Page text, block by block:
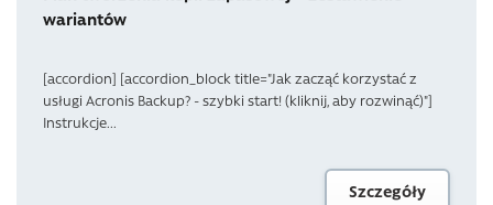
wariantów
[accordion] [accordion_block title="Jak zacząć korzystać z
usługi Acronis Backup? - szybki start! (kliknij, aby rozwinąć)"]
Instrukcje...
Szczegóły